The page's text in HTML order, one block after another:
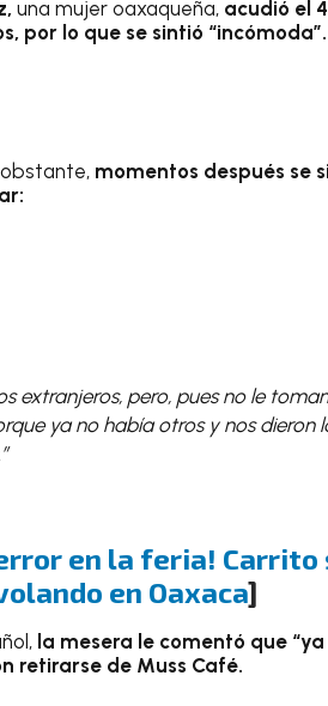
una mujer oaxaqueña, acudió el
por lo que se sintió “incómoda”.
momentos después se
extranjeros, pero, pues no le
ya no había otros y nos dieron
en la feria! Carrito
en Oaxaca]
la mesera le comentó que
retirarse de Muss Café.